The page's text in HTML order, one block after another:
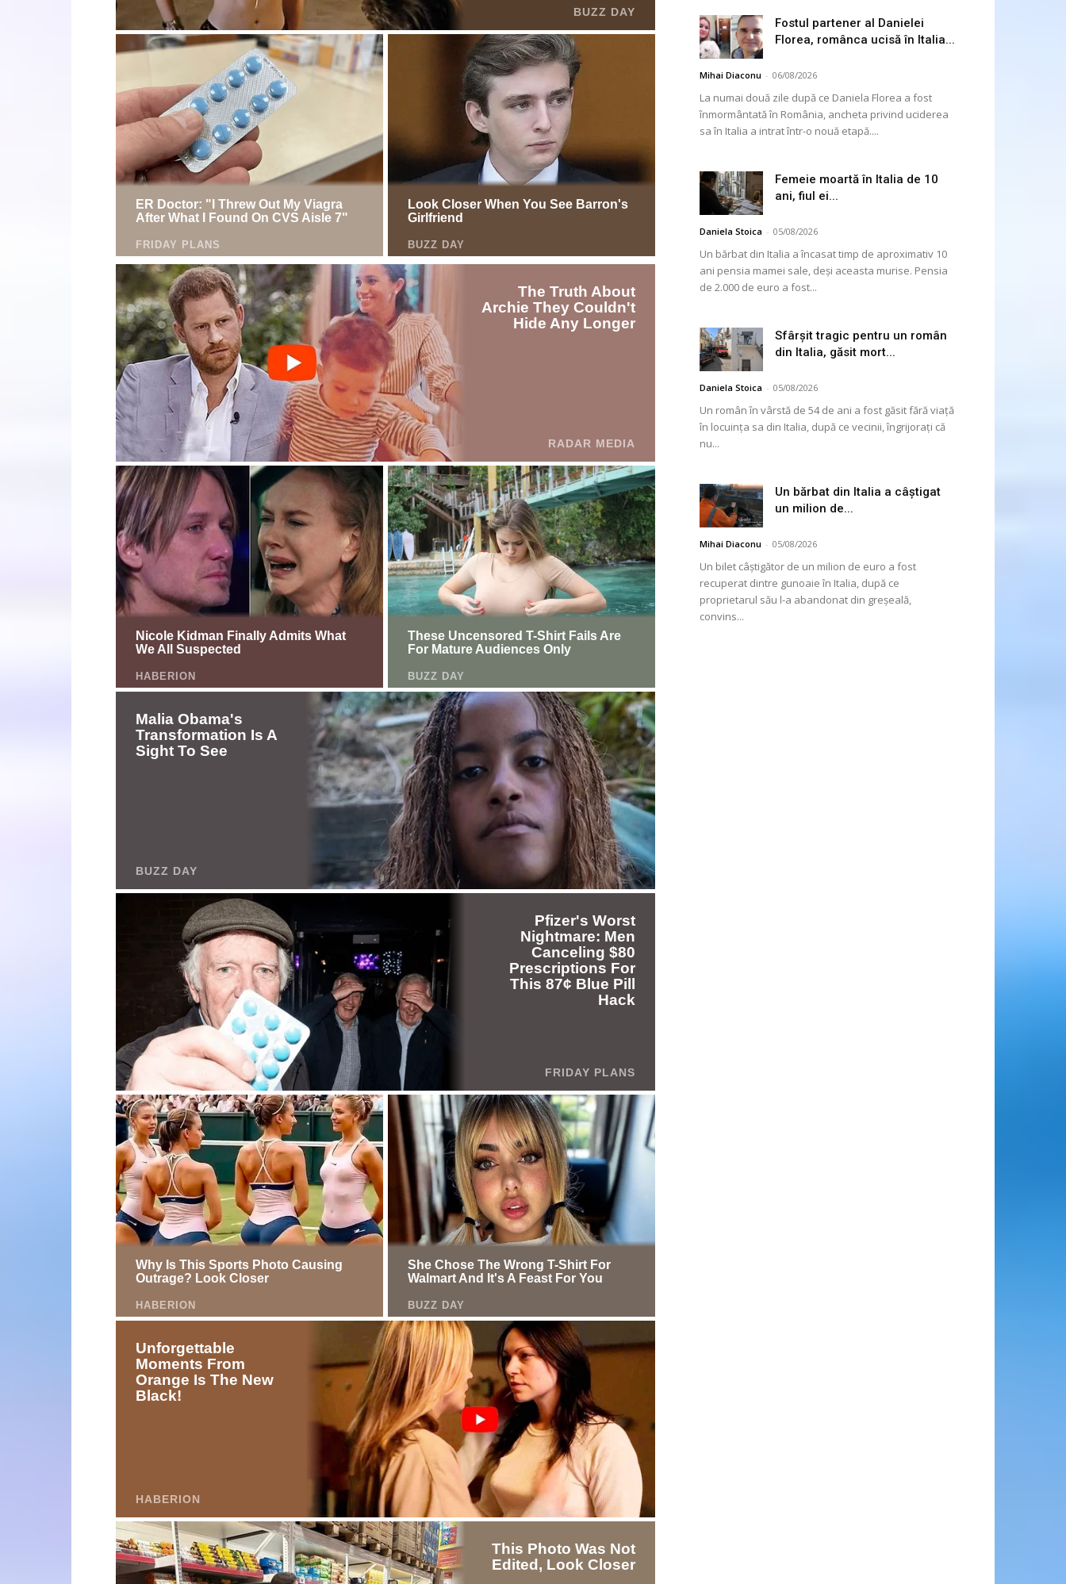
Fostul partener al Danielei
Florea, românca ucisă în Italia...
Mihai Diaconu - 06/08/2026
La numai două zile după ce Daniela Florea a fost
înmormântată în România, ancheta privind uciderea
sa în Italia a intrat într-o nouă etapă....
Femeie moartă în Italia de 10
ani, fiul ei...
Daniela Stoica - 05/08/2026
Un bărbat din Italia a încasat timp de aproximativ 10
ani pensia mamei sale, deși aceasta murise. Pensia
de 2.000 de euro a fost...
Sfârșit tragic pentru un român
din Italia, găsit mort...
Daniela Stoica - 05/08/2026
Un român în vârstă de 54 de ani a fost găsit fără viață
în locuința sa din Italia, după ce vecinii, îngrijorați că
nu...
Un bărbat din Italia a câștigat
un milion de...
Mihai Diaconu - 05/08/2026
Un bilet câștigător de un milion de euro a fost
recuperat dintre gunoaie în Italia, după ce
proprietarul său l-a abandonat din greșeală,
convins...